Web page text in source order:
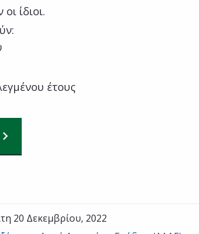
ίδιοι.
έτους
20 Δεκεμβρίου, 2022